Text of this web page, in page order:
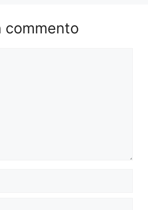
commento